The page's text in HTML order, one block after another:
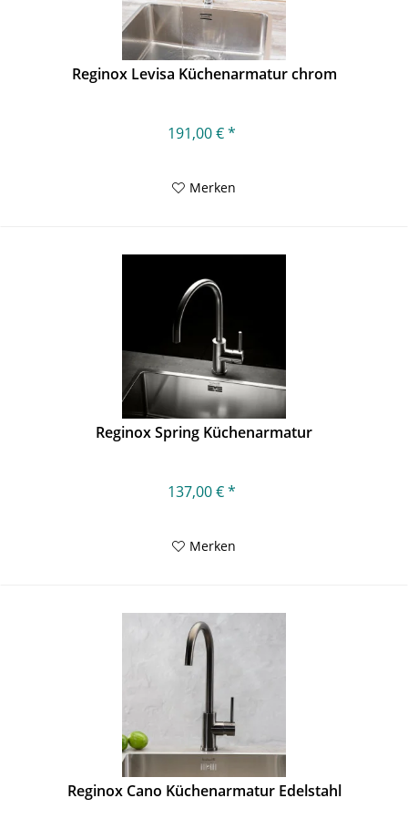
Reginox Levisa Küchenarmatur chrom
191,00 € *
Merken
Reginox Spring Küchenarmatur
137,00 € *
Merken
Reginox Cano Küchenarmatur Edelstahl